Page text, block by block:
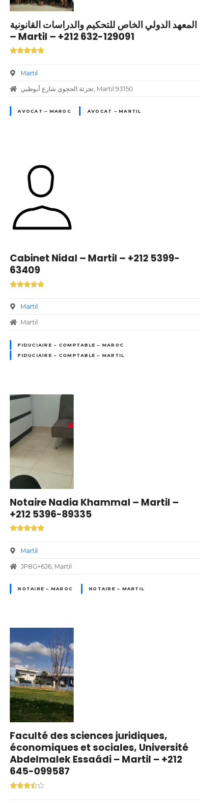
المعهد الدولي الخاص للتحكيم والدراسات القانونية
– Martil – +212 632-129091
Martil
تجزئة الحجوي شارع أبوظبي, Martil 93150
AVOCAT – MAROC AVOCAT – MARTIL
Cabinet Nidal – Martil – +212 5399-
63409
Martil
Martil
FIDUCIAIRE – COMPTABLE – MAROC
FIDUCIAIRE – COMPTABLE – MARTIL
Notaire Nadia Khammal – Martil –
+212 5396-89335
Martil
JP8G+6J6, Martil
NOTAIRE – MAROC NOTAIRE – MARTIL
Faculté des sciences juridiques,
économiques et sociales, Université
Abdelmalek Essaâdi – Martil – +212
645-099587